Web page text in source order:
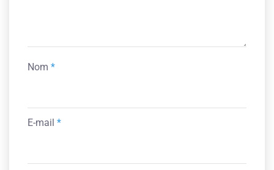
Nom *
E-mail *